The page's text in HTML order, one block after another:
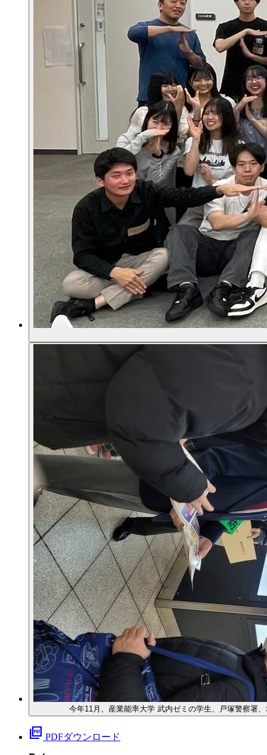
今年11月、産業能率大学 武内ゼミの学生、戸塚警察署
picture_as_pdf PDFダウンロード